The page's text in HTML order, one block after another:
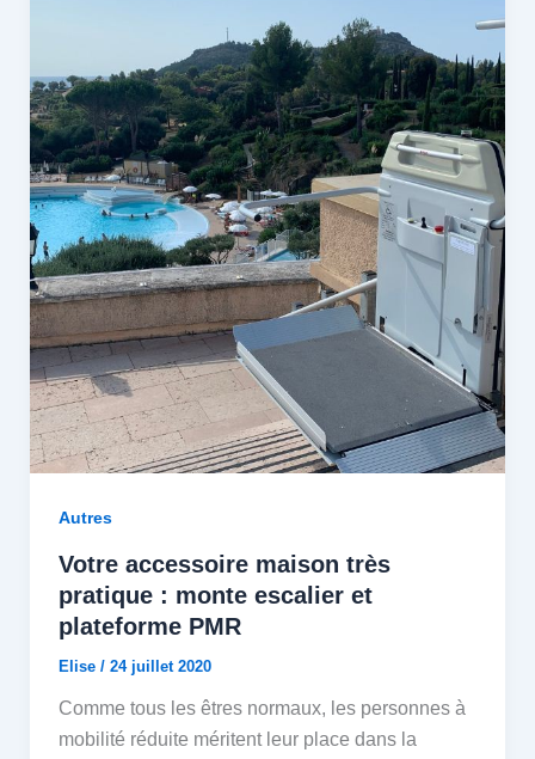
Autres
Votre accessoire maison très
pratique : monte escalier et
plateforme PMR
Elise / 24 juillet 2020
Comme tous les êtres normaux, les personnes à
mobilité réduite méritent leur place dans la